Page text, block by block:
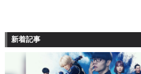
新着記事